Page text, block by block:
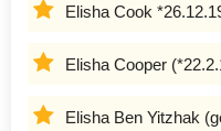
Elisha Cook
Elisha Cooper
Elisha Ben Yitzhak